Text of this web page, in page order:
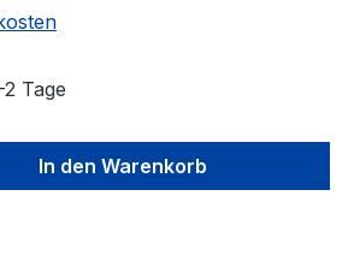
Tage
gewünschten Wert
In den Warenkorb